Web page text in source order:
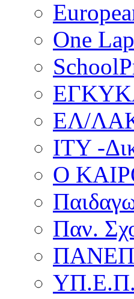
One
ΕΛ/
ΙΤΥ -
Ο
Παν.